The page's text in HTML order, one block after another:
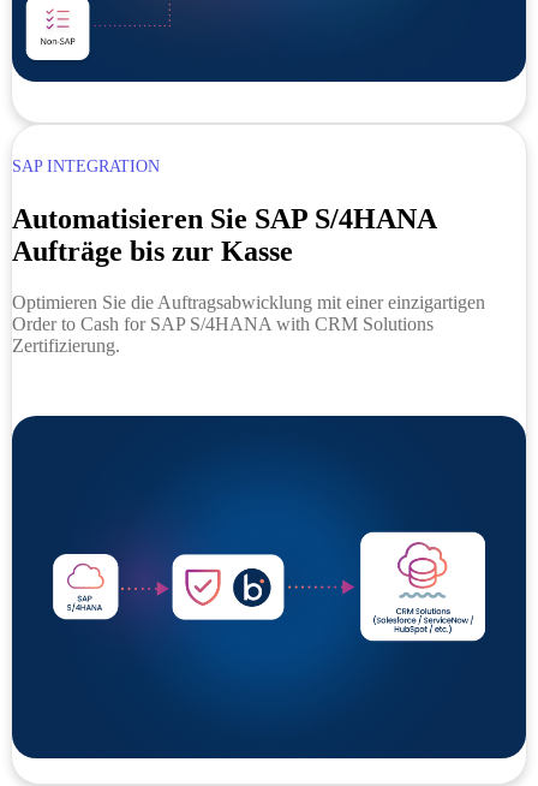
SAP INTEGRATION
Automatisieren Sie SAP S/4HANA
Aufträge bis zur Kasse
Optimieren Sie die Auftragsabwicklung mit einer einzigartigen
Order to Cash for SAP S/4HANA with CRM Solutions
Zertifizierung.